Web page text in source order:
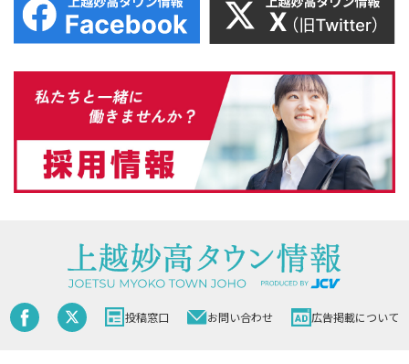
投稿窓口 お問い合わせ 広告掲載について